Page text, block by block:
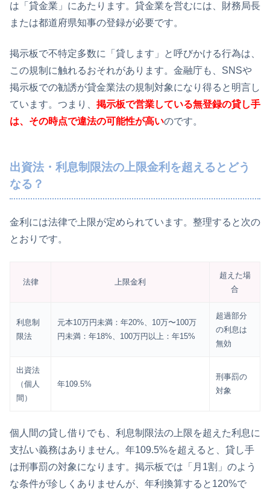
は「貸金業」にあたります。貸金業を営むには、財務局長
または都道府県知事の登録が必要です。
掲示板で不特定多数に「貸します」と呼びかける行為は、
この規制に触れるおそれがあります。金融庁も、SNSや
掲示板での勧誘が貸金業法の規制対象になり得ると明言し
ています。つまり、 掲示板で営業している無登録の貸し手
は、その時点で違法の可能性が高いのです。
出資法・利息制限法の上限金利を超えるとどう
なる？
金利には法律で上限が定められています。整理すると次の
とおりです。
法律 上限金利
超えた場
合
利息制
限法
元本10万円未満：年20%、10万〜100万
円未満：年18%、100万円以上：年15%
超過部分
の利息は
無効
出資法
（個人
間）
年109.5%
刑事罰の
対象
個人間の貸し借りでも、利息制限法の上限を超えた利息に
支払い義務はありません。年109.5%を超えると、貸し手
は刑事罰の対象になります。掲示板では「月1割」のよう
な条件が珍しくありませんが、年利換算すると120%で